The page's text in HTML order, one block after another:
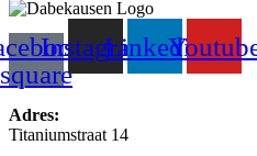
square
InstagramLinkedin
Adres:
Titaniumstraat 14